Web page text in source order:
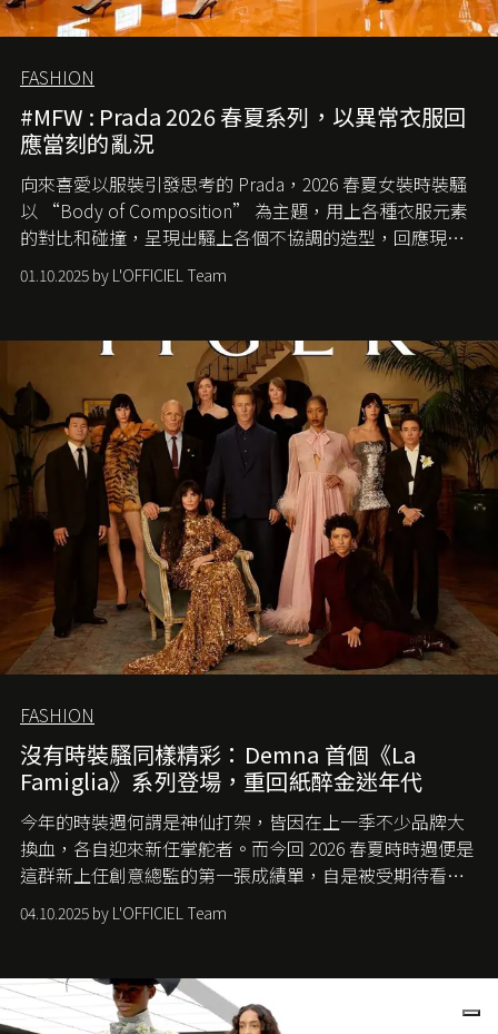
FASHION
#MFW : Prada 2026 春夏系列，以異常衣服回
應當刻的亂況
向來喜愛以服裝引發思考的 Prada，2026 春夏女裝時裝騷
以 “Body of Composition” 為主題，用上各種衣服元素
的對比和碰撞，呈現出騷上各個不協調的造型，回應現今
社會各種資訊、文化超載的現象。
01.10.2025 by L'OFFICIEL Team
FASHION
沒有時裝騷同樣精彩：Demna 首個《La
Famiglia》系列登場，重回紙醉金迷年代
今年的時裝週何謂是神仙打架，皆因在上一季不少品牌大
換血，各自迎來新任掌舵者。而今回 2026 春夏時時週便是
這群新上任創意總監的第一張成績單，自是被受期待看他
們如何各顯神通。意大利老牌 Gucci 在過去幾個季度業績
難已救回，開雲集團任命成功曾翻轉 Balenciaga 的愛將
團市值一日蒸發 30 億美元，大眾擔心走得太前的 Demna
會忽略品牌的美學基礎，最後變成三不像。而從剛剛推出
04.10.2025 by L'OFFICIEL Team